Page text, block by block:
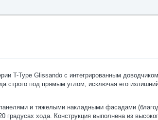
Type Glissando с интегрированным
строго под прямым углом, исключая его
и тяжелыми накладными фасадами
градусах хода. Конструкция выполнена из